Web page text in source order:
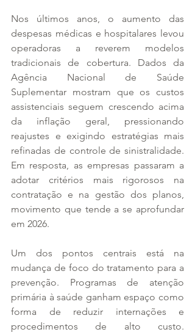
Nos últimos anos, o aumento das
despesas médicas e hospitalares levou
operadoras a reverem modelos
tradicionais de cobertura. Dados da
Agência Nacional de Saúde
Suplementar mostram que os custos
assistenciais seguem crescendo acima
da inflação geral, pressionando
reajustes e exigindo estratégias mais
refinadas de controle de sinistralidade.
Em resposta, as empresas passaram a
adotar critérios mais rigorosos na
contratação e na gestão dos planos,
movimento que tende a se aprofundar
em 2026.
Um dos pontos centrais está na
mudança de foco do tratamento para a
prevenção. Programas de atenção
primária à saúde ganham espaço como
forma de reduzir internações e
procedimentos de alto custo.